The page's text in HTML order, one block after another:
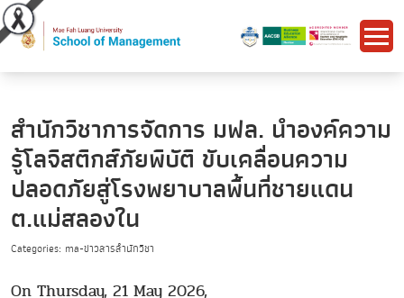
สำนักวิชาการจัดการ มฟล. นำองค์ความ
รู้โลจิสติกส์ภัยพิบัติ ขับเคลื่อนความ
ปลอดภัยสู่โรงพยาบาลพื้นที่ชายแดน
ต.แม่สลองใน
Categories: ma-ข่าวสารสำนักวิชา
On Thursday, 21 May 2026,